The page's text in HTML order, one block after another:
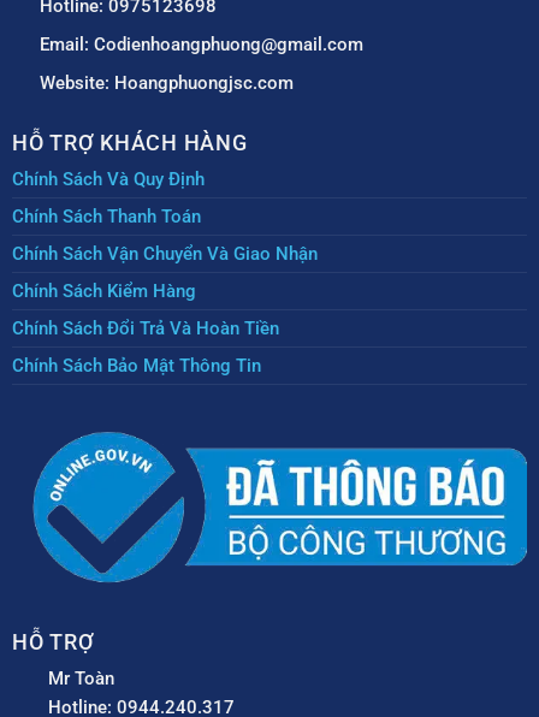
Hotline: 0975123698
Email: Codienhoangphuong@gmail.com
Website: Hoangphuongjsc.com
HỖ TRỢ KHÁCH HÀNG
Chính Sách Và Quy Định
Chính Sách Thanh Toán
Chính Sách Vận Chuyển Và Giao Nhận
Chính Sách Kiểm Hàng
Chính Sách Đổi Trả Và Hoàn Tiền
Chính Sách Bảo Mật Thông Tin
HỖ TRỢ
Mr Toàn
Hotline: 0944.240.317